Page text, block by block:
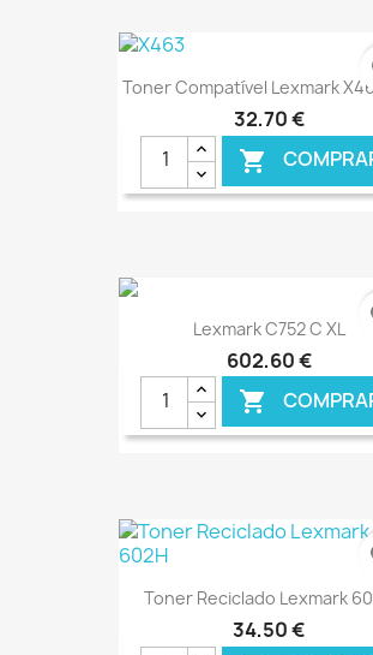
Toner Compatível Lexmark
32,70 €

€
Lexmark C752 C XL
602,60 €

€
Toner Reciclado Lexmark
34,50 €